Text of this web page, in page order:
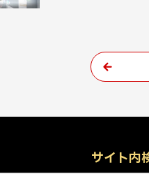
サイト内